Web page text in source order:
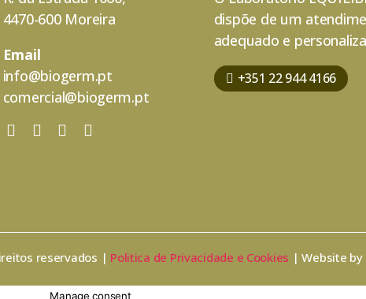
4470-600 Moreira
Email
info@biogerm.pt
comercial@biogerm.pt
dispõe de um
adequado e
+351 22 944 4166
reservados | Politica de Privacidade e Cookies | Website by
Manage consent